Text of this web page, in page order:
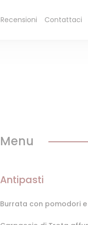
Recensioni Contattaci
Menu
Antipasti
Burrata con pomodori